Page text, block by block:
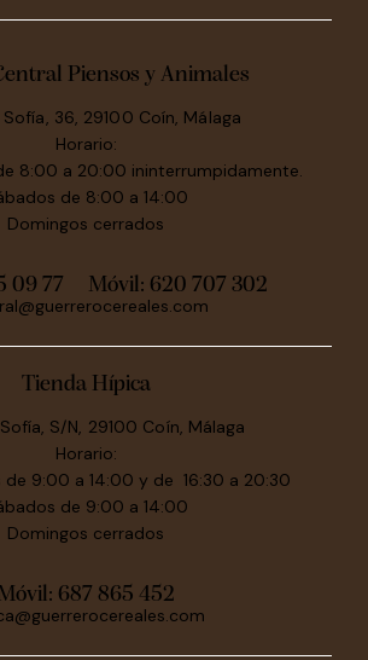
Piensos y Animales
Sofía, 36, 29100 Coín, Málaga
Horario:
8:00 a 20:00 ininterrumpidamente.
de 8:00 a 14:00
Domingos cerrados
09 77 Móvil: 620 707 302
Tienda Hípica
Sofía, S/N, 29100 Coín, Málaga
Horario:
de 9:00 a 14:00 y de 16:30 a 20:30
de 9:00 a 14:00
Domingos cerrados
687 865 452